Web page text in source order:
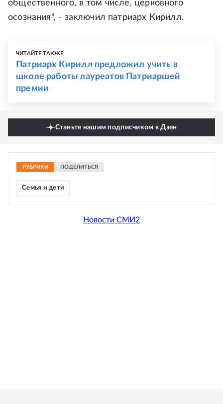
общественного, в том числе, церковного
осознания", - заключил патриарх Кирилл.
ЧИТАЙТЕ ТАКЖЕ
Патриарх Кирилл предложил учить в
школе работы лауреатов Патриаршей
премии
Станьте нашим подписчиком в Дзен
РУБРИКИ ПОДЕЛИТЬСЯ
Семья и дети
Новости СМИ2